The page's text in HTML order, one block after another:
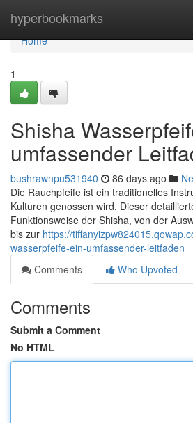
hyperbookmarks
Home
Home
1
Shisha
umfassender
bushrawnpu531940 86 days ago
Die Rauchpfeife ist ein traditionelles
Kulturen genossen wird. Dieser
Funktionsweise der Shisha, von der
bis zur https://
wasserpfeife-ein-umfassender-leitfaden
Comments
Who Upvoted
Comments
Submit a Comment
No HTML